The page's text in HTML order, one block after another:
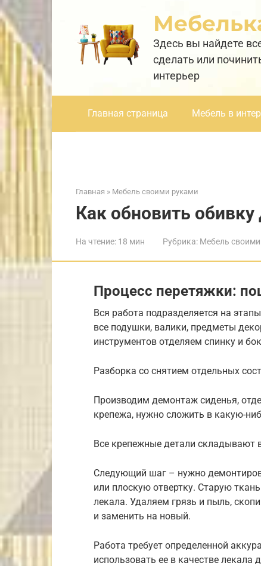
Перейти
к
контенту
Здесь вы найдете
сделать или
интерьер
Главная страница Мебель в
Главная » Мебель своими руками
Как обновить обивку
На чтение: 18 мин Рубрика: Мебель
Процесс перетяжки:
Вся работа подразделяется на
все подушки, валики, предметы
инструментов отделяем спинку и
Разборка со снятием отдельных
Производим демонтаж сиденья,
крепежа, нужно сложить в какую-
Все крепежные детали складывают
Следующий шаг – нужно
или плоскую отвертку. Старую
лекала. Удаляем грязь и пыль,
и заменить на новый.
Работа требует определенной
использовать ее в качестве